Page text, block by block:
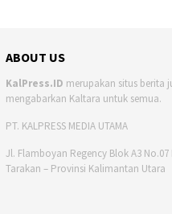
ABOUT US
KalPress.ID merupakan situs berita
mengabarkan Kaltara untuk semua.
PT. KALPRESS MEDIA UTAMA
Jl. Flamboyan Regency Blok A3
Tarakan – Provinsi Kalimantan Utara